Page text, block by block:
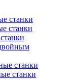
станки
станки
станки
станки